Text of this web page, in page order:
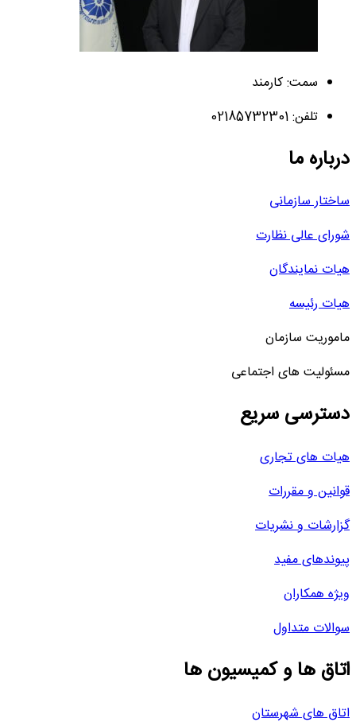
سمت: کارمند
تلفن: 02185732301
درباره ما
ساختار سازمانی
شورای عالی نظارت
هیات نمایندگان
هیات رئیسه
ماموریت سازمان
مسئولیت های اجتماعی
دسترسی سریع
هیات های تجاری
قوانین و مقررات
گزارشات و نشریات
پیوندهای مفید
ویژه همکاران
سوالات متداول
اتاق ها و کمیسیون ها
اتاق های شهرستان